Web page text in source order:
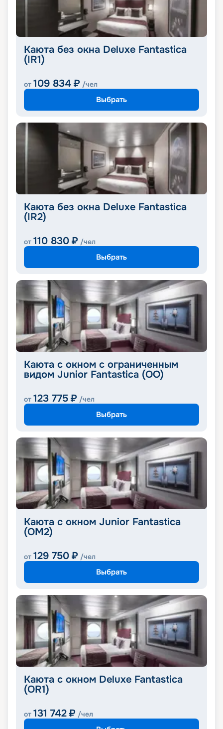
Каюта без окна Deluxe Fantastica
(IR1)
от 109 834 ₽ /чел
Выбрать
Каюта без окна Deluxe Fantastica
(IR2)
от 110 830 ₽ /чел
Выбрать
Каюта с окном с ограниченным
видом Junior Fantastica (OO)
от 123 775 ₽ /чел
Выбрать
Каюта с окном Junior Fantastica
(OM2)
от 129 750 ₽ /чел
Выбрать
Каюта с окном Deluxe Fantastica
(OR1)
от 131 742 ₽ /чел